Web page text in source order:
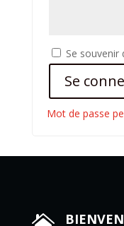
Se souvenir
Se
Mot de passe